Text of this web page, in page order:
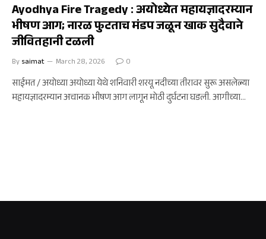
Ayodhya Fire Tragedy : अयोध्येत महायज्ञादरम्यान
भीषण आग; नारळ फुटताच मंडप जळून खाक सुदैवाने
जीवितहानी टळली
By saimat March 28, 2026 0
साईमत / अयोध्या अयोध्या येथे शनिवारी शरयू नदीच्या तीरावर सुरू असलेल्या
महायज्ञादरम्यान अचानक भीषण आग लागून मोठी दुर्घटना घडली. आगीच्या…